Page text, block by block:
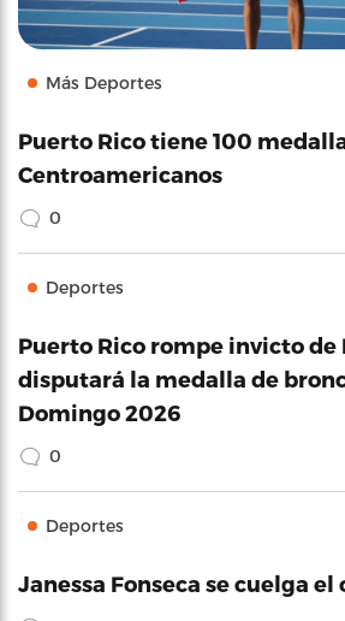
Más Deportes
Puerto Rico tiene 100
Centroamericanos
0
Deportes
Puerto Rico rompe invicto de
disputará la medalla de
Domingo 2026
0
Deportes
Janessa Fonseca se cuelga el